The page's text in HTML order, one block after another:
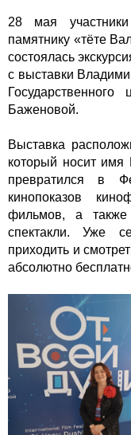
28 мая
памятнику «тёте
состоялась
с выставки
Баженовой.
Выставка
который носит
превратился в
кинопоказов
фильмов, а также
спектакли. Уже
приходить и
абсолютно